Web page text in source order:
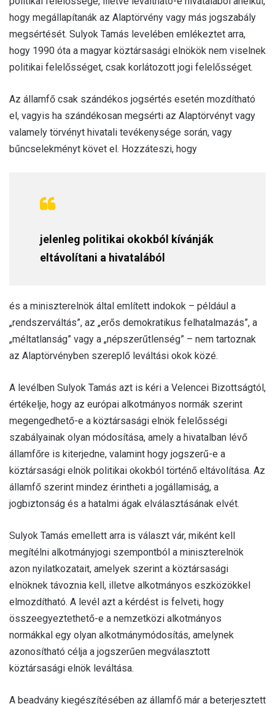
hogy megállapítanák az Alaptörvény vagy más jogszabály
megsértését. Sulyok Tamás levelében emlékeztet arra,
hogy 1990 óta a magyar köztársasági elnökök nem viselnek
politikai felelősséget, csak korlátozott jogi felelősséget.
Az államfő csak szándékos jogsértés esetén mozdítható
el, vagyis ha szándékosan megsérti az Alaptörvényt vagy
valamely törvényt hivatali tevékenysége során, vagy
bűncselekményt követ el. Hozzáteszi, hogy
jelenleg politikai okokból kívánják
eltávolítani a hivatalából
és a miniszterelnök által említett indokok – például a
„rendszerváltás”, az „erős demokratikus felhatalmazás”, a
„méltatlanság” vagy a „népszerűtlenség” – nem tartoznak
az Alaptörvényben szereplő leváltási okok közé.
A levélben Sulyok Tamás azt is kéri a Velencei Bizottságtól,
értékelje, hogy az európai alkotmányos normák szerint
megengedhető-e a köztársasági elnök felelősségi
szabályainak olyan módosítása, amely a hivatalban lévő
államfőre is kiterjedne, valamint hogy jogszerű-e a
köztársasági elnök politikai okokból történő eltávolítása. Az
államfő szerint mindez érintheti a jogállamiság, a
jogbiztonság és a hatalmi ágak elválasztásának elvét.
Sulyok Tamás emellett arra is választ vár, miként kell
megítélni alkotmányjogi szempontból a miniszterelnök
azon nyilatkozatait, amelyek szerint a köztársasági
elnöknek távoznia kell, illetve alkotmányos eszközökkel
elmozdítható. A levél azt a kérdést is felveti, hogy
összeegyeztethető-e a nemzetközi alkotmányos
normákkal egy olyan alkotmánymódosítás, amelynek
azonosítható célja a jogszerűen megválasztott
köztársasági elnök leváltása.
A beadvány kiegészítésében az államfő már a beterjesztett